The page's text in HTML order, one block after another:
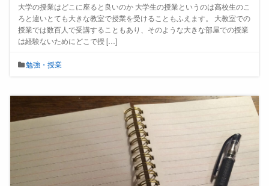
大学の授業はどこに座ると良いのか 大学生の授業というのは高校生のこ
ろと違いとても大きな教室で授業を受けることもふえます。 大教室での
授業では数百人で受講することもあり、そのような大きな部屋での授業
は経験ないためにどこで授 […]
勉強・授業